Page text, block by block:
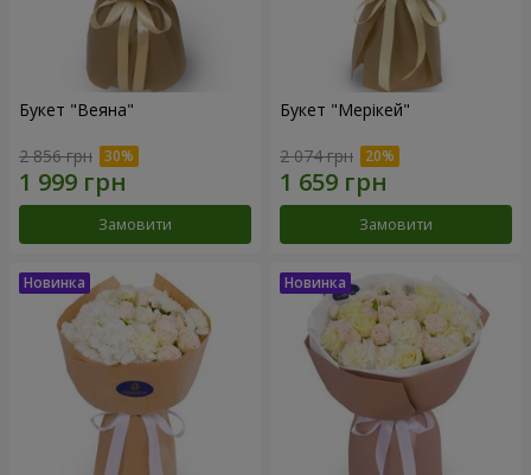
Букет "Веяна"
2 856 грн
Замовити
Букет "Мерікей"
2 074 грн
Замовити